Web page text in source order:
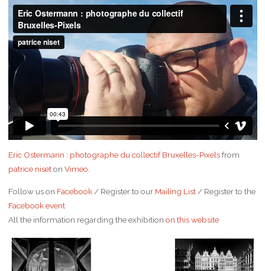
Eric Ostermann : photographe du collectif Bruxelles-Pixelsfrom
patrice niseton Vimeo.
Follow us on Facebook/ Register to our Mailing List/ Register to the
Facebook event
All the information regarding the exhibition on this website